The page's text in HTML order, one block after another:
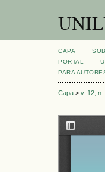
CAPA
PORTAL
PARA
Capa > v. 12, n.